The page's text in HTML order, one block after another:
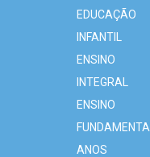
EDUCAÇÃO
INFANTIL
ENSINO
INTEGRAL
ENSINO
FUNDAMENTAL
ANOS